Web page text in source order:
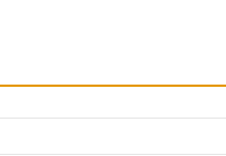
it can help others in the